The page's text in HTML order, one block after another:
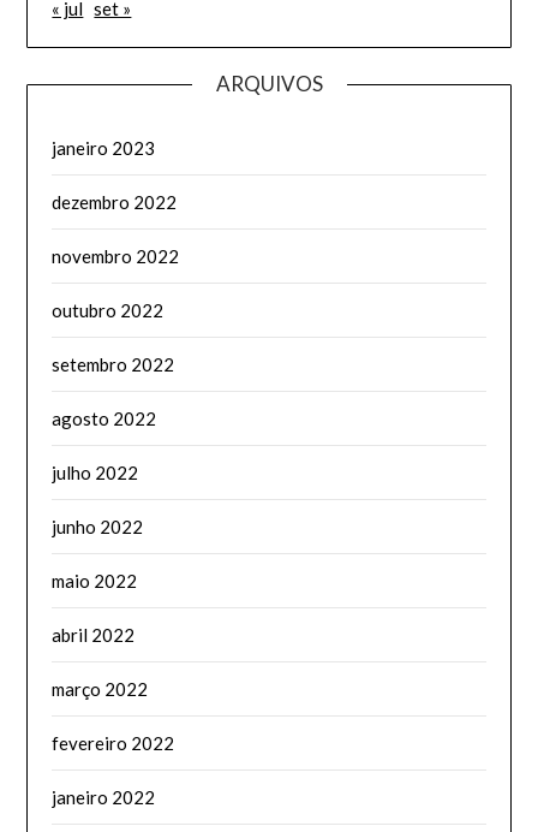
« jul set »
ARQUIVOS
janeiro 2023
dezembro 2022
novembro 2022
outubro 2022
setembro 2022
agosto 2022
julho 2022
junho 2022
maio 2022
abril 2022
março 2022
fevereiro 2022
janeiro 2022